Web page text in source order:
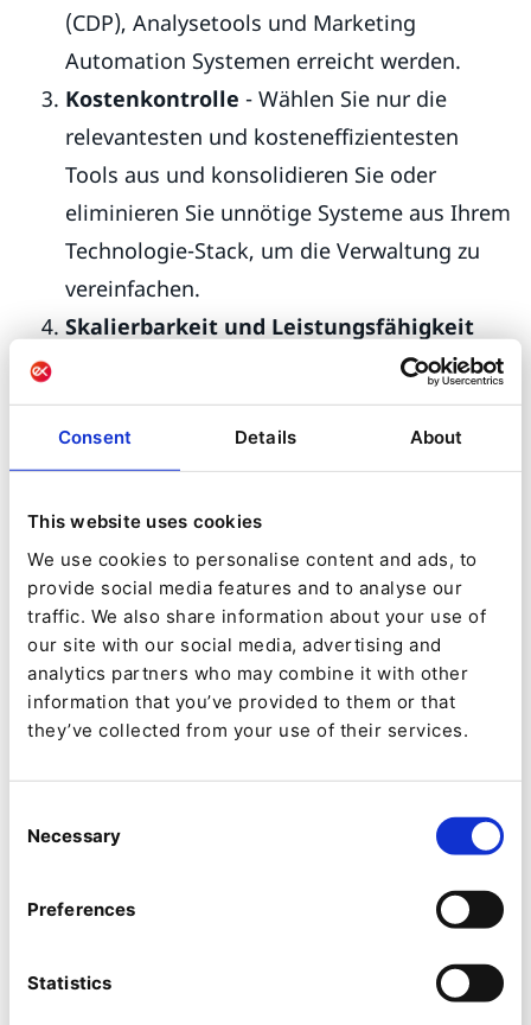
Consent Details About
This website uses cookies
We use cookies to personalise content and ads, to
provide social media features and to analyse our
traffic. We also share information about your use of
our site with our social media, advertising and
analytics partners who may combine it with other
information that you’ve provided to them or that
they’ve collected from your use of their services.
Selection
Necessary
Preferences
Statistics
(CDP), Analysetools und Marketing
Automation Systemen erreicht werden.
Kostenkontrolle - Wählen Sie nur die
relevantesten und kosteneffizientesten
Tools aus und konsolidieren Sie oder
eliminieren Sie unnötige Systeme aus Ihrem
Technologie-Stack, um die Verwaltung zu
vereinfachen.
Skalierbarkeit und Leistungsfähigkeit
stehen im Mittelpunkt einer composable
DXP, mit ihrer Fähigkeit, eine wachsende
Anzahl von Webbesuchern und
Benutzerbasis zu bewältigen. Durch die
Nutzung von Cloud-Infrastrukturen und
Microservices-Architekturen können
Organisationen Ressourcen zuweisen und
jede Komponente nach Bedarf skalieren, um
die Leistung und die Benutzererfahrung zu
verbessern.
Nutzung von Daten - Die Integration von
Best-of-Breed-Externensystemen zur
Funktionen von Drittanbietern ermöglicht
eine konsistente, plattformübergreifende,
Verkürzung der Markteinführungszeit-
Entwickler profitieren von dieser modularen